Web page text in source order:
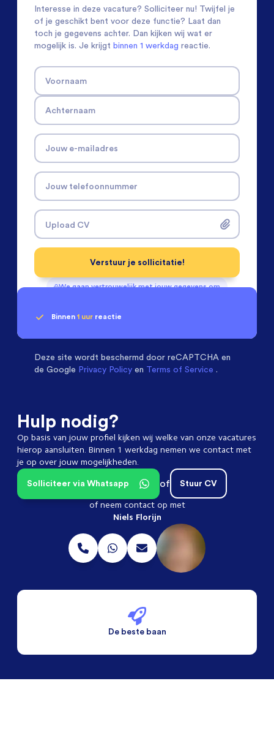
Interesse in deze vacature? Solliciteer nu! Twijfel je
of je geschikt bent voor deze functie? Laat dan
toch je gegevens achter. Dan kijken wij wat er
mogelijk is. Je krijgt binnen 1 werkdag reactie.
Voornaam
Achternaam
Jouw e-mailadres
Jouw telefoonnummer
Upload CV
We gaan vertrouwelijk met jouw gegevens om
Verstuur je sollicitatie!
Binnen 1 uur reactie
Deze site wordt beschermd door reCAPTCHA en
de Google Privacy Policy en Terms of Service .
Hulp nodig?
Op basis van jouw profiel kijken wij welke van onze vacatures
hierop aansluiten. Binnen 1 werkdag nemen we contact met
je op over jouw mogelijkheden.
Stuur CV
of
Solliciteer via Whatsapp
of neem contact op met
Niels Florijn
De beste baan